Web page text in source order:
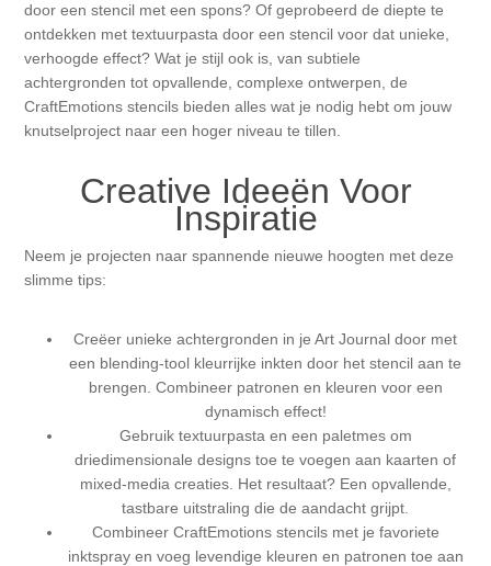
door een stencil met een spons? Of geprobeerd de diepte te
ontdekken met textuurpasta door een stencil voor dat unieke,
verhoogde effect? Wat je stijl ook is, van subtiele
achtergronden tot opvallende, complexe ontwerpen, de
CraftEmotions stencils bieden alles wat je nodig hebt om jouw
knutselproject naar een hoger niveau te tillen.
Creative Ideeën Voor
Inspiratie
Neem je projecten naar spannende nieuwe hoogten met deze
slimme tips:
Creëer unieke achtergronden in je Art Journal door met
een blending-tool kleurrijke inkten door het stencil aan te
brengen. Combineer patronen en kleuren voor een
dynamisch effect!
Gebruik textuurpasta en een paletmes om
driedimensionale designs toe te voegen aan kaarten of
mixed-media creaties. Het resultaat? Een opvallende,
tastbare uitstraling die de aandacht grijpt.
Combineer CraftEmotions stencils met je favoriete
inktspray en voeg levendige kleuren en patronen toe aan